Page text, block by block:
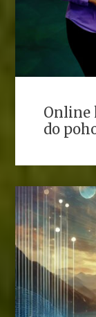
Online
do